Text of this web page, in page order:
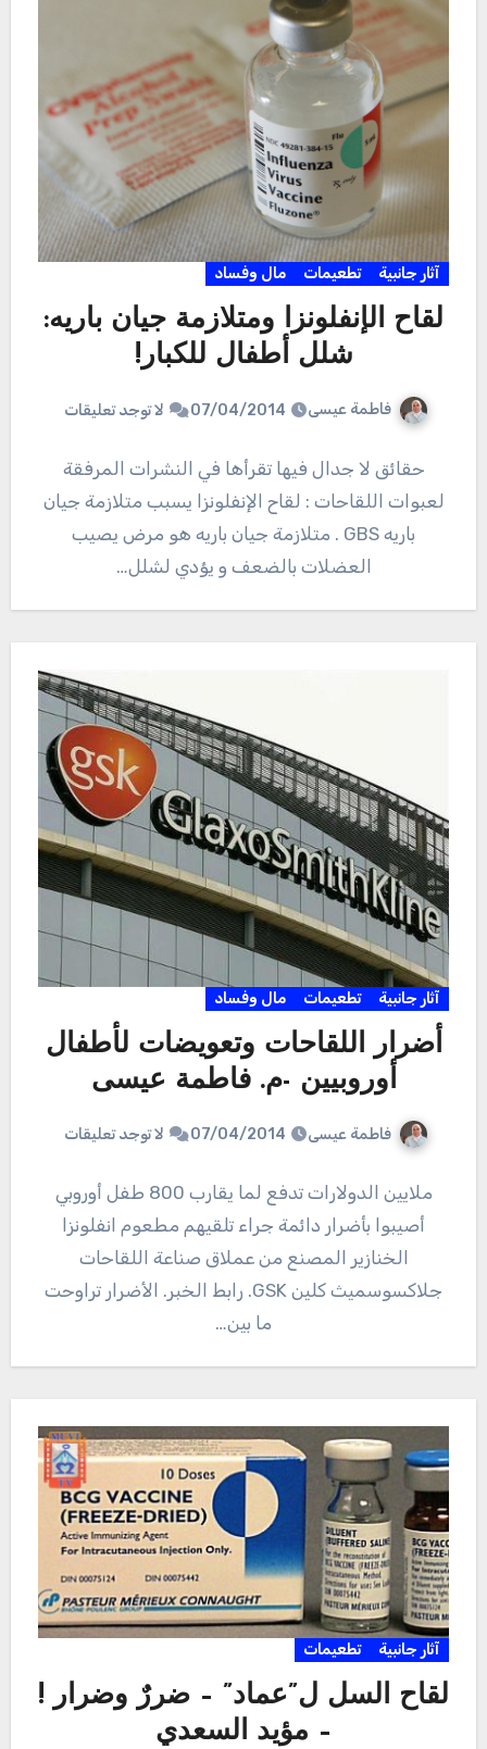
آثار جانبية تطعيمات مال وفساد
لقاح الإنفلونزا ومتلازمة جيان باريه:
شلل أطفال للكبار!
فاطمة عيسى 07/04/2014 لا توجد تعليقات
حقائق لا جدال فيها تقرأها في النشرات المرفقة
لعبوات اللقاحات : لقاح الإنفلونزا يسبب متلازمة جيان
باريه GBS . متلازمة جيان باريه هو مرض يصيب
العضلات بالضعف و يؤدي لشلل…
آثار جانبية تطعيمات مال وفساد
أضرار اللقاحات وتعويضات لأطفال
أوروبيين -م. فاطمة عيسى
فاطمة عيسى 07/04/2014 لا توجد تعليقات
ملايين الدولارات تدفع لما يقارب 800 طفل أوروبي
أصيبوا بأضرار دائمة جراء تلقيهم مطعوم انفلونزا
الخنازير المصنع من عملاق صناعة اللقاحات
جلاكسوسميث كلين GSK. رابط الخبر. الأضرار تراوحت
ما بين…
آثار جانبية تطعيمات
لقاح السل ل”عماد” – ضررٌ وضرار !
– مؤيد السعدي